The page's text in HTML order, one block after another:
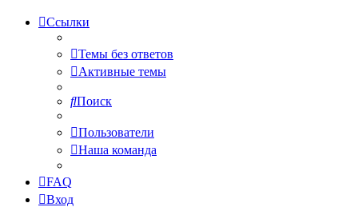
Ссылки
Темы без ответов
Активные темы
Поиск
Пользователи
Наша команда
FAQ
Вход